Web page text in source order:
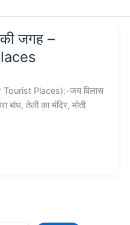
जगह –
Tourist Places):-जय विलास
बांध, तेली का मंदिर, मोती